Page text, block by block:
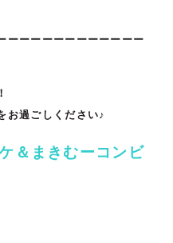
ーーーーーーーーーーーー
お過ごしください♪
＆まきむーコンビ